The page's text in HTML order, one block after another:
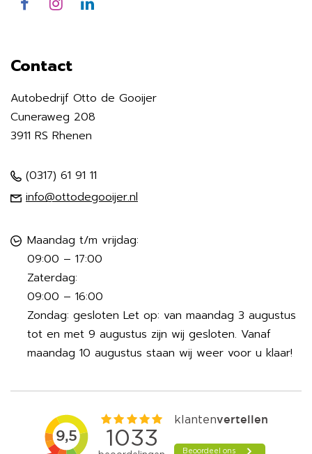
Contact
Autobedrijf Otto de Gooijer
Cuneraweg 208
3911 RS Rhenen
(0317) 61 91 11
info@ottodegooijer.nl
Maandag t/m vrijdag:
09:00 – 17:00
Zaterdag:
09:00 – 16:00
Zondag: gesloten Let op: van maandag 3 augustus
tot en met 9 augustus zijn wij gesloten. Vanaf
maandag 10 augustus staan wij weer voor u klaar!